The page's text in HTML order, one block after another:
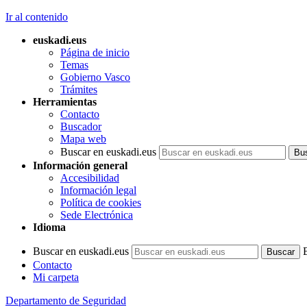
Ir al contenido
euskadi.eus
Página de inicio
Temas
Gobierno Vasco
Trámites
Herramientas
Contacto
Buscador
Mapa web
Buscar en euskadi.eus
Información general
Accesibilidad
Información legal
Política de cookies
Sede Electrónica
Idioma
Buscar en euskadi.eus
Contacto
Mi carpeta
Departamento de Seguridad